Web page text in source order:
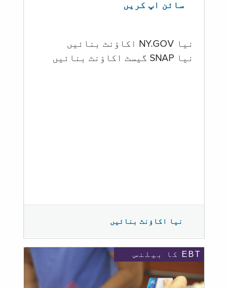
سائن اپ کریں
نیا NY.GOV اکاؤنٹ بنائیں
نیا SNAP گیسٹ اکاؤنٹ بنائیں
نیا اکاؤنٹ بنائیں
EBT کا بیلنس